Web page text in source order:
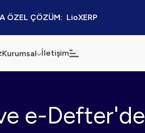
ÖZEL ÇÖZÜM:  LioXERP
Kurumsal İletişim
Kaynaklar
e-Defter'de